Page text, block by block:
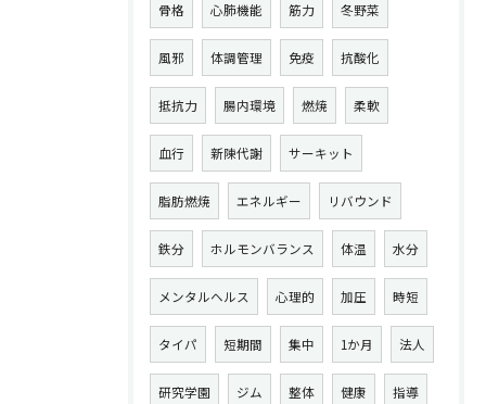
骨格 心肺機能 筋力 冬野菜
風邪 体調管理 免疫 抗酸化
抵抗力 腸内環境 燃焼 柔軟
血行 新陳代謝 サーキット
脂肪燃焼 エネルギー リバウンド
鉄分 ホルモンバランス 体温 水分
メンタルヘルス 心理的 加圧 時短
タイパ 短期間 集中 1か月 法人
研究学園 ジム 整体 健康 指導